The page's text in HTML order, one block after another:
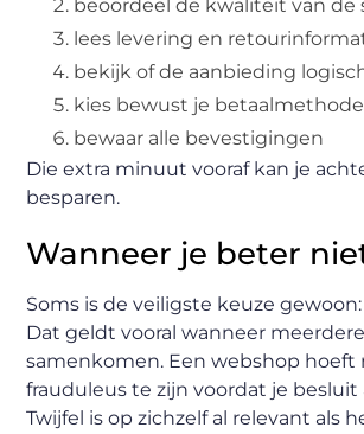
beoordeel de kwaliteit van de
lees levering en
bekijk of de aanbieding
kies bewust je betaalmethode
bewaar alle bevestigingen
Die extra minuut vooraf kan je
besparen.
Wanneer je beter
Soms is de veiligste keuze
Dat geldt vooral wanneer
samenkomen. Een webshop hoeft
frauduleus te zijn voordat je besluit
Twijfel is op zichzelf al relevant als